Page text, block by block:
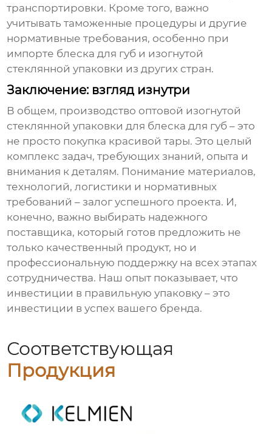
транспортировки. Кроме того, важно
учитывать таможенные процедуры и другие
нормативные требования, особенно при
импорте блеска для губ и изогнутой
стеклянной упаковки из других стран.
Заключение: взгляд изнутри
В общем, производство оптовой изогнутой
стеклянной упаковки для блеска для губ – это
не просто покупка красивой тары. Это целый
комплекс задач, требующих знаний, опыта и
внимания к деталям. Понимание материалов,
технологий, логистики и нормативных
требований – залог успешного проекта. И,
конечно, важно выбирать надежного
поставщика, который готов предложить не
только качественный продукт, но и
профессиональную поддержку на всех этапах
сотрудничества. Наш опыт показывает, что
инвестиции в правильную упаковку – это
инвестиции в успех вашего бренда.
Соответствующая
Продукция